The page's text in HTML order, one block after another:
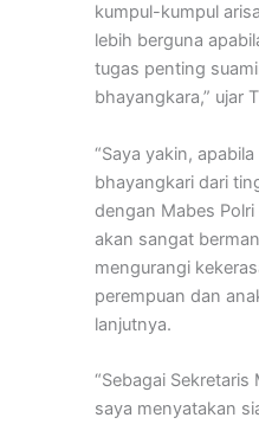
kumpul-kumpul
lebih berguna
tugas penting
bhayangkara,” ujar
“Saya yakin,
bhayangkari dari
dengan Mabes
akan sangat
mengurangi
perempuan dan
lanjutnya.
“Sebagai Sekretaris
saya menyatakan